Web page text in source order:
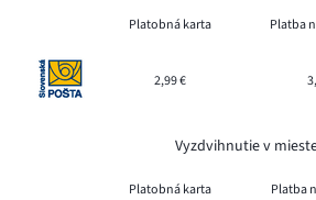
Platobná karta Platba
2,99 €
Vyzdvihnutie v
Platobná karta Platba